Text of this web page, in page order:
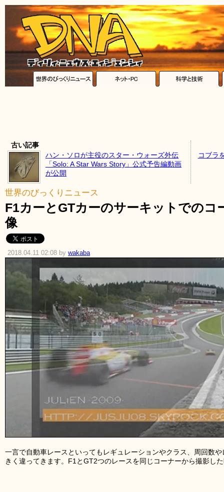
古い記事
ハン・ソロが主役のスター・ウォーズ外伝
「Solo: A Star Wars Story」公式予告編動画
が公開
コブラ
世界のびっくりニュース
F1カーとGTカーのサーキットでのコ
像
2018.04.11 02:08 by wakaba
一言で自動車レースといってもレギュレーションやクラス、周回数
きく違ってきます。F1とGT2つのレースを同じコーナーから撮影し